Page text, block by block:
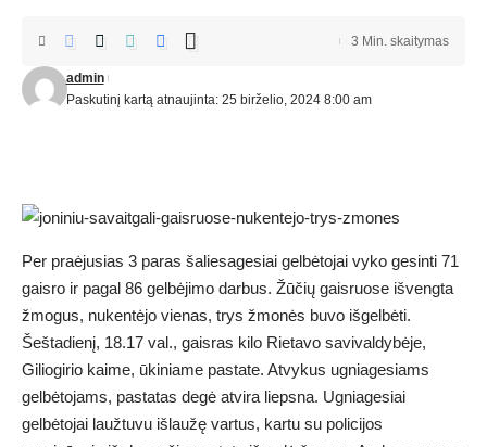
Paskutinį kartą atnaujinta: 25 birželio, 2024 8:00 am
admin
3 Min. skaitymas
Per praėjusias 3 paras šaliesagesiai gelbėtojai vyko gesinti 71
gaisro ir pagal 86 gelbėjimo darbus. Žūčių gaisruose išvengta
žmogus, nukentėjo vienas, trys žmonės buvo išgelbėti.
Šeštadienį, 18.17 val., gaisras kilo Rietavo savivaldybėje,
Giliogirio kaime, ūkiniame pastate. Atvykus ugniagesiams
gelbėtojams, pastatas degė atvira liepsna. Ugniagesiai
gelbėtojai laužtuvu išlaužę vartus, kartu su policijos